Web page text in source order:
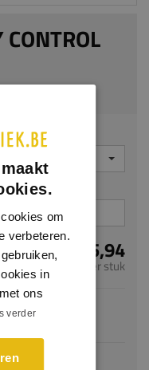
8m
€ 25,94
per stuk
levertijd
om
verbeteren.
in
ons
verder